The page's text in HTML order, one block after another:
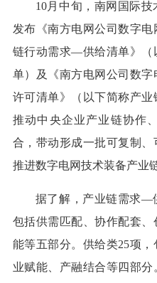
10月中旬，南网国际
发布《南方电网公司数字
链行动需求—供给清单》
单）及《南方电网公司数
许可清单》（以下简称产
推动中央企业产业链协作
合，带动形成一批可复制
推进数字电网技术装备产业
据了解，产业链需求—
包括供需匹配、协作配套
能等五部分。供给类25项
业赋能、产融结合等四部